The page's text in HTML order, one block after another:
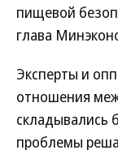
пищевой
глава
Эксперты и
отношения
складывались
проблемы